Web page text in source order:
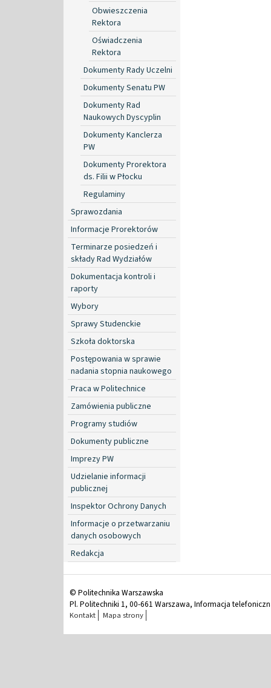
Obwieszczenia
Rektora
Oświadczenia
Rektora
Dokumenty Rady Uczelni
Dokumenty Senatu PW
Dokumenty Rad
Naukowych Dyscyplin
Dokumenty Kanclerza
PW
Dokumenty Prorektora
ds. Filii w Płocku
Regulaminy
Sprawozdania
Informacje Prorektorów
Terminarze posiedzeń i
składy Rad Wydziałów
Dokumentacja kontroli i
raporty
Wybory
Sprawy Studenckie
Szkoła doktorska
Postępowania w sprawie
nadania stopnia naukowego
Praca w Politechnice
Zamówienia publiczne
Programy studiów
Dokumenty publiczne
Imprezy PW
Udzielanie informacji
publicznej
Inspektor Ochrony Danych
Informacje o przetwarzaniu
danych osobowych
Redakcja
© Politechnika Warszawska
Pl. Politechniki 1, 00-661 Warszawa, Informacja
Kontakt Mapa strony